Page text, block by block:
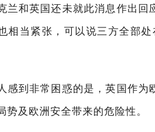
兰和英国还未就此消息作出回
相当紧张，可以说三方全部处
感到非常困惑的是，英国作为
势及欧洲安全带来的危险性。